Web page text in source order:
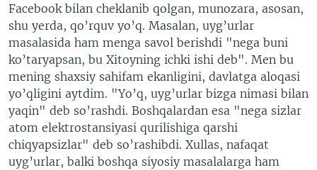
Facebook bilan cheklanib qolgan, munozara, asosan,
shu yerda, qo’rquv yo’q. Masalan, uyg’urlar
masalasida ham menga savol berishdi "nega buni
ko’taryapsan, bu Xitoyning ichki ishi deb". Men bu
mening shaxsiy sahifam ekanligini, davlatga aloqasi
yo’qligini aytdim. "Yo’q, uyg’urlar bizga nimasi bilan
yaqin" deb so’rashdi. Boshqalardan esa "nega sizlar
atom elektrostansiyasi qurilishiga qarshi
chiqyapsizlar" deb so’rashibdi. Xullas, nafaqat
uyg’urlar, balki boshqa siyosiy masalalarga ham